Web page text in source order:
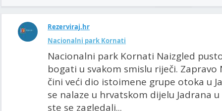
Rezerviraj.hr
Nacionalni park Kornati
Nacionalni park Kornati Naizgled
bogati u svakom smislu riječi.
čini veći dio istoimene grupe otoka u
se nalaze u hrvatskom dijelu Jadrana
ste se zagledali...